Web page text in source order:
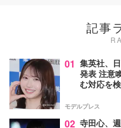
記事
01 集英社、
発表 注意
む対応を検
モデルプレス
02 寺田心、